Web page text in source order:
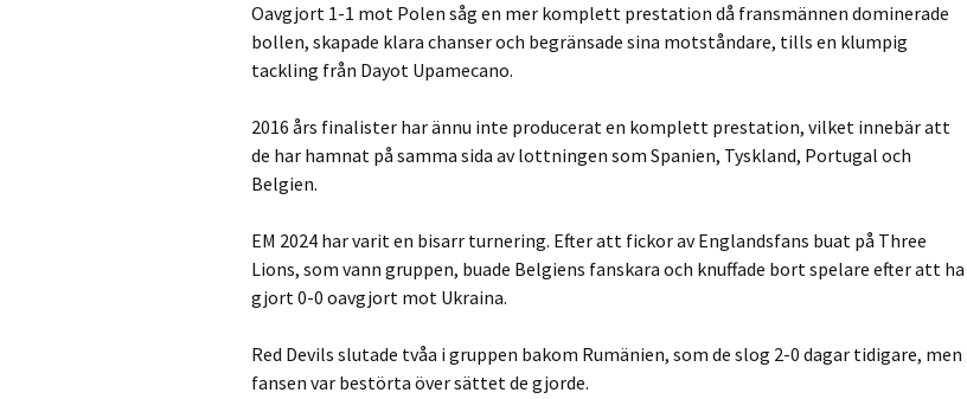
Oavgjort 1-1 mot Polen såg en mer komplett prestation då fransmännen dominerade
bollen, skapade klara chanser och begränsade sina motståndare, tills en klumpig
tackling från Dayot Upamecano.
2016 års finalister har ännu inte producerat en komplett prestation, vilket innebär att
de har hamnat på samma sida av lottningen som Spanien, Tyskland, Portugal och
Belgien.
EM 2024 har varit en bisarr turnering. Efter att fickor av Englandsfans buat på Three
Lions, som vann gruppen, buade Belgiens fanskara och knuffade bort spelare efter att ha
gjort 0-0 oavgjort mot Ukraina.
Red Devils slutade tvåa i gruppen bakom Rumänien, som de slog 2-0 dagar tidigare, men
fansen var bestörta över sättet de gjorde.